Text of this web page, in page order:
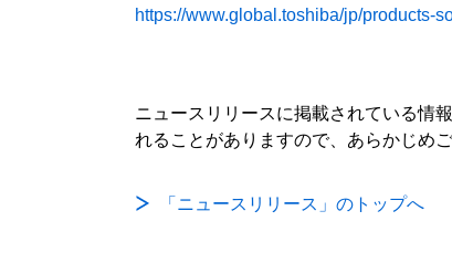
https://www.global.toshiba/jp/products-
ニュースリリースに掲載されている情
れることがありますので、あらかじめ
「ニュースリリース」のトップへ